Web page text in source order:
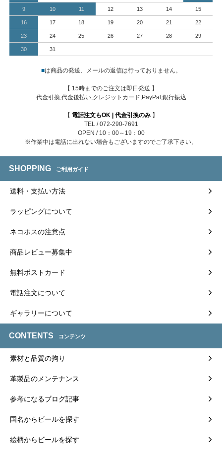
9 10 11 12 13 14 15
16 17 18 19 20 21 22
23 24 25 26 27 28 29
30 31
■は商品の発送、メールの返信は行っておりません。
【 15時までのご注文は即日発送 】
代金引換,代金後払い,クレジットカード,PayPal,銀行振込
【 電話注文もOK | 代金引換のみ】
TEL / 072-290-7691
OPEN / 10：00～19：00
※作業中は電話に出れない場合もございますのでご了承下さい。
SHOPPING ご利用ガイド
送料・支払い方法
ラッピングについて
ネコポスの注意点
商品レビュー募集中
無料ポストカード
電話注文について
ギャラリーについて
CONTENTS コンテンツ
素材と品質の拘り
革製品のメンテナンス
参考になるブログ記事
国名からビールを探す
絵柄からビールを探す